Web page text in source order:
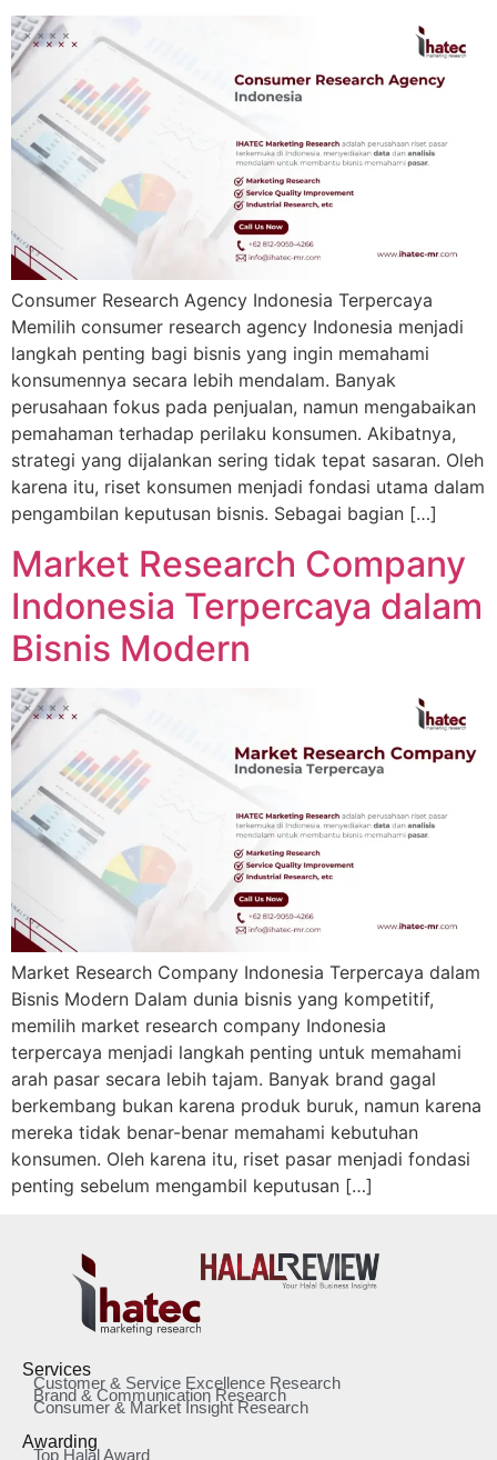
Consumer Research Agency Indonesia Terpercaya
Memilih consumer research agency Indonesia menjadi
langkah penting bagi bisnis yang ingin memahami
konsumennya secara lebih mendalam. Banyak
perusahaan fokus pada penjualan, namun mengabaikan
pemahaman terhadap perilaku konsumen. Akibatnya,
strategi yang dijalankan sering tidak tepat sasaran. Oleh
karena itu, riset konsumen menjadi fondasi utama dalam
pengambilan keputusan bisnis. Sebagai bagian […]
Market Research Company
Indonesia Terpercaya dalam
Bisnis Modern
Market Research Company Indonesia Terpercaya dalam
Bisnis Modern Dalam dunia bisnis yang kompetitif,
memilih market research company Indonesia
terpercaya menjadi langkah penting untuk memahami
arah pasar secara lebih tajam. Banyak brand gagal
berkembang bukan karena produk buruk, namun karena
mereka tidak benar-benar memahami kebutuhan
konsumen. Oleh karena itu, riset pasar menjadi fondasi
penting sebelum mengambil keputusan […]
Services
Customer & Service Excellence Research
Brand & Communication Research
Consumer & Market Insight Research
Awarding
Top Halal Award